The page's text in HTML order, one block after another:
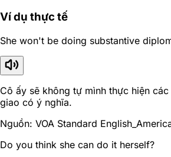
Ví dụ thực tế
She won't be doing substantive
Cô ấy sẽ không tự mình thực hiện
giao có ý nghĩa.
Nguồn: VOA Standard
Do you think she can do it herself?